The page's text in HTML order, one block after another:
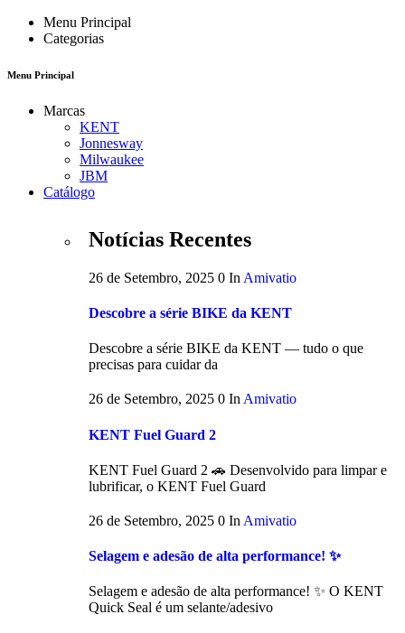
Menu Principal
Categorias
Menu Principal
Marcas
KENT
Jonnesway
Milwaukee
JBM
Catálogo
Notícias Recentes
26 de Setembro, 2025 0 In Amivatio
Descobre a série BIKE da KENT
Descobre a série BIKE da KENT — tudo o que
precisas para cuidar da
26 de Setembro, 2025 0 In Amivatio
KENT Fuel Guard 2
KENT Fuel Guard 2 🚗 Desenvolvido para limpar e
lubrificar, o KENT Fuel Guard
26 de Setembro, 2025 0 In Amivatio
Selagem e adesão de alta performance! ✨
Selagem e adesão de alta performance! ✨ O KENT
Quick Seal é um selante/adesivo